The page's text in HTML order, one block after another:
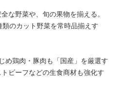
な野菜や、旬の果物を揃える。
のカット野菜を常時品揃えす
め鶏肉・豚肉も「国産」を厳選す
ビーフなどの生食商材も強化す